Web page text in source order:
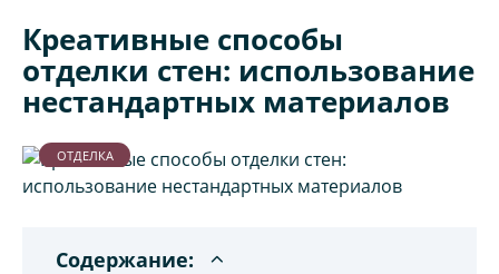
Креативные способы
отделки стен: использование
нестандартных материалов
ОТДЕЛКА
Содержание: